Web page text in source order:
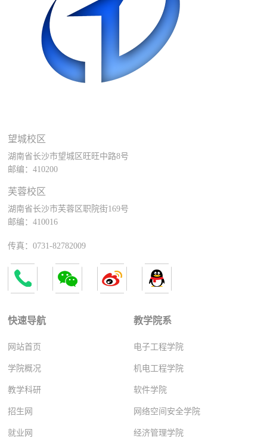
望城校区
湖南省长沙市望城区旺旺中路8号
邮编：410200
芙蓉校区
湖南省长沙市芙蓉区职院街169号
邮编：410016
传真：0731-82782009
快速导航
网站首页
学院概况
教学科研
招生网
就业网
教学院系
电子工程学院
机电工程学院
软件学院
网络空间安全学院
经济管理学院